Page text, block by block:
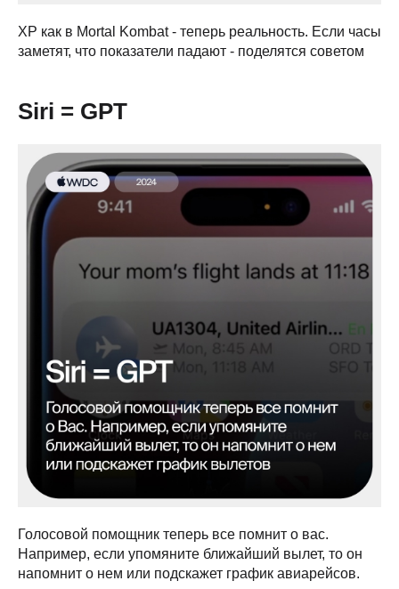
XP как в Mortal Kombat - теперь реальность. Если часы
заметят, что показатели падают - поделятся советом
Siri = GPT
Голосовой помощник теперь все помнит о вас.
Например, если упомяните ближайший вылет, то он
напомнит о нем или подскажет график авиарейсов.